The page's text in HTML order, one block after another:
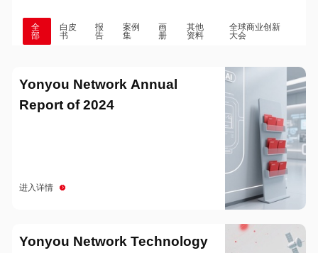
全
部
白皮
书
报
告
案例
集
画
册
其他
资料
全球商业创新
大会
Yonyou Network Annual
Report of 2024
进入详情
Yonyou Network Technology